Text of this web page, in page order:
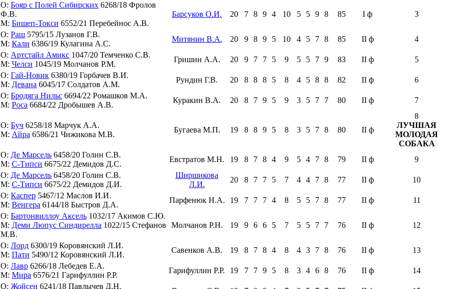
О: Бояр с Полей Сибирских 6268/18 Фролов
Ф.В.
М: Бишеп-Токси 6552/21 Перебейнос А.В.
Барсуков О.И. 20 7 8 9 4 10 5 5 9 8 85 I ф 3
О: Раш 5795/15 Лузанов Г.В.
М: Кали 6386/19 Кулагина А.С.
Митянин В.А. 20 9 8 9 5 10 4 5 7 8 85 II ф 4
О: Артстайл Амикс 1047/20 Темченко С.В.
М: Челси 1045/19 Молчанов Р.М.
Гришин А.А. 20 9 7 7 5 9 5 5 7 9 83 II ф 5
О: Гай-Новик 6380/19 Горбачев В.И.
М: Девана 6045/17 Солдатов А.М.
Рундин Г.В. 20 8 8 8 5 8 4 5 8 8 82 II ф 6
О: Бродяга Нильс 6694/22 Ромашков М.А.
М: Роса 6684/22 Дробышев А.В.
Куракин В.А. 20 8 7 9 5 9 3 5 7 7 80 II ф 7
О: Буч 6258/18 Марчук А.А.
М: Айра 6586/21 Чижикова М.В.
Бугаева М.П. 19 8 8 9 5 8 3 5 7 8 80 II ф
8
ЛУЧШАЯ
МОЛОДАЯ
СОБАКА
О: Де Марсель 6458/20 Голин С.В.
М: С-Типси 6675/22 Демидов Д.С.
Евстратов М.Н. 19 8 7 8 4 9 5 4 7 8 79 II ф 9
О: Де Марсель 6458/20 Голин С.В.
М: С-Типси 6675/22 Демидов Д.И.
Ширшикова
Л.И.
20 8 7 7 5 7 4 4 7 8 77 II ф 10
О: Каспер 5467/12 Маслов И.И.
М: Венгера 6144/18 Быстров Д.А.
Парфенюк Н.А. 19 7 7 7 4 8 5 5 7 8 77 II ф 11
О: Бартонвиллоу Аксель 1032/17 Акимов С.Ю.
М: Деми Люпус Синдирелла 1022/15 Стефанов
М.В.
Молчанов Р.Н. 19 9 6 6 5 7 5 5 7 7 76 II ф 12
О: Лорд 6300/19 Коровянский Л.И.
М: Пати 5490/12 Коровянский Л.И.
Савенков А.В. 19 8 7 8 4 8 4 3 7 8 76 II ф 13
О: Лавр 6266/18 Лебедев Е.А.
М: Мира 6576/21 Гарифуллин Р.Р.
Гарифуллин Р.Р. 19 7 7 9 5 8 3 4 6 8 76 II ф 14
О: Жойсен 6241/18 Павлычев Д.Н.